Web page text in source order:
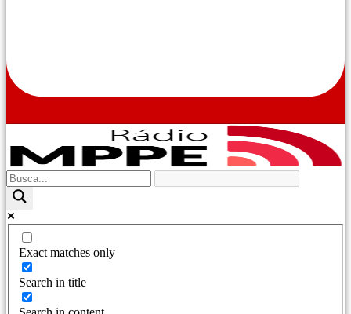
Exact matches only
Search in title